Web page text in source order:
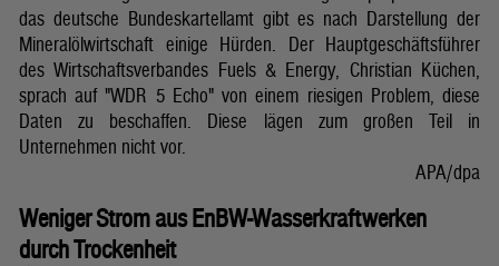
das deutsche Bundeskartellamt gibt es nach Darstellung der
Mineralölwirtschaft einige Hürden. Der Hauptgeschäftsführer
des Wirtschaftsverbandes Fuels & Energy, Christian Küchen,
sprach auf "WDR 5 Echo" von einem riesigen Problem, diese
Daten zu beschaffen. Diese lägen zum großen Teil in
Unternehmen nicht vor.
APA/dpa
Weniger Strom aus EnBW-Wasserkraftwerken
durch Trockenheit